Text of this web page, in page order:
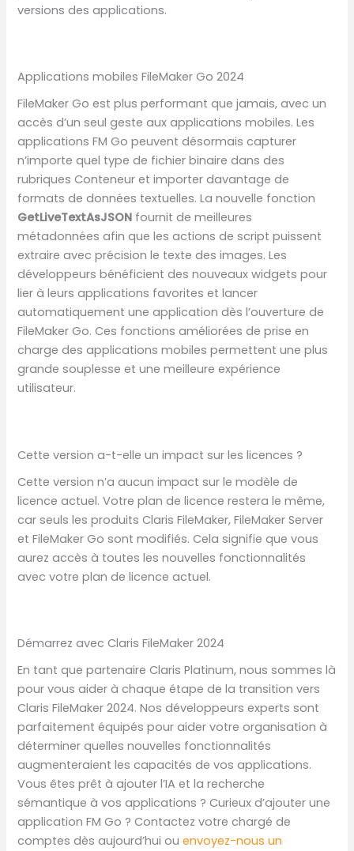
versions des applications.
Applications mobiles FileMaker Go 2024
FileMaker Go est plus performant que jamais, avec un
accès d’un seul geste aux applications mobiles. Les
applications FM Go peuvent désormais capturer
n’importe quel type de fichier binaire dans des
rubriques Conteneur et importer davantage de
formats de données textuelles. La nouvelle fonction
GetLiveTextAsJSON fournit de meilleures
métadonnées afin que les actions de script puissent
extraire avec précision le texte des images. Les
développeurs bénéficient des nouveaux widgets pour
lier à leurs applications favorites et lancer
automatiquement une application dès l’ouverture de
FileMaker Go. Ces fonctions améliorées de prise en
charge des applications mobiles permettent une plus
grande souplesse et une meilleure expérience
utilisateur.
Cette version a-t-elle un impact sur les licences ?
Cette version n’a aucun impact sur le modèle de
licence actuel. Votre plan de licence restera le même,
car seuls les produits Claris FileMaker, FileMaker Server
et FileMaker Go sont modifiés. Cela signifie que vous
aurez accès à toutes les nouvelles fonctionnalités
avec votre plan de licence actuel.
Démarrez avec Claris FileMaker 2024
En tant que partenaire Claris Platinum, nous sommes là
pour vous aider à chaque étape de la transition vers
Claris FileMaker 2024. Nos développeurs experts sont
parfaitement équipés pour aider votre organisation à
déterminer quelles nouvelles fonctionnalités
augmenteraient les capacités de vos applications.
Vous êtes prêt à ajouter l’IA et la recherche
sémantique à vos applications ? Curieux d’ajouter une
application FM Go ? Contactez votre chargé de
comptes dès aujourd’hui ouenvoyez-nous un